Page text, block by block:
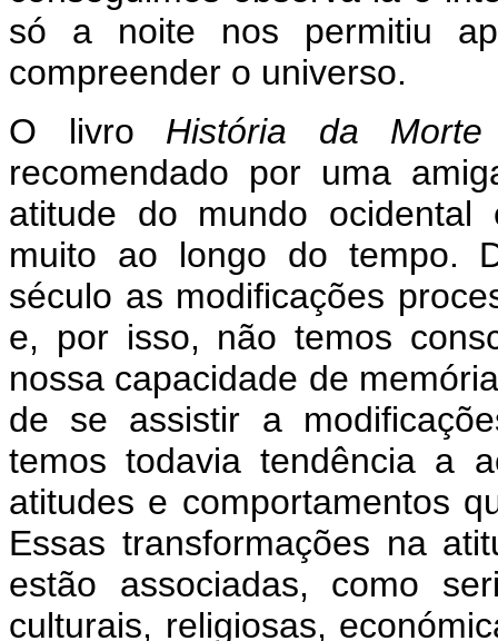
só a noite nos permitiu
compreender o universo.
O livro História da
recomendado por uma
atitude do mundo
muito ao longo do tempo.
século as modificações
e, por isso, não temos
nossa capacidade de
de se assistir a
temos todavia tendência a
atitudes e comportamentos
Essas transformações na
estão associadas, como
culturais, religiosas,